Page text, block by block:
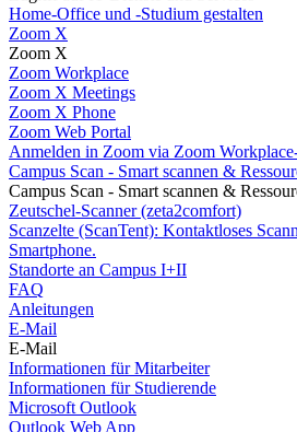
Home-Office und -Studium gestalten
Zoom X
Zoom X
Zoom Workplace
Zoom X Meetings
Zoom X Phone
Zoom Web Portal
Anmelden in Zoom via Zoom
Campus Scan - Smart scannen &
Campus Scan - Smart scannen &
Zeutschel-Scanner (zeta2comfort)
Scanzelte (ScanTent): Kontaktloses
Smartphone.
Standorte an Campus I+II
FAQ
Anleitungen
E-Mail
E-Mail
Informationen für Mitarbeiter
Informationen für Studierende
Microsoft Outlook
Outlook Web App